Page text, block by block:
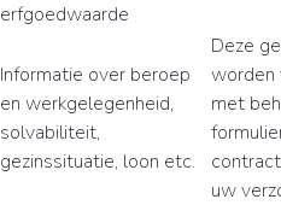
erfgoedwaarde
Informatie over beroep
en werkgelegenheid,
solvabiliteit,
gezinssituatie, loon etc.
Deze
worden
met
uw